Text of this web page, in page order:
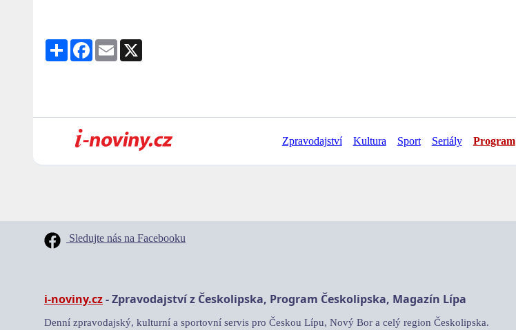
Share Facebook
Email
Zpravodajství Kultura Sport Seriály Program
Sledujte nás na Facebooku
i-noviny.cz- Zpravodajství z Českolipska, Program Českolipska, Magazín Lípa
Denní zpravodajský, kulturní a sportovní servis pro Českou Lípu, Nový Bor a celý region Českolipska.